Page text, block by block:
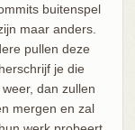
buitenspel
maar anders.
pullen deze
je die
dan zullen
mergen en zal